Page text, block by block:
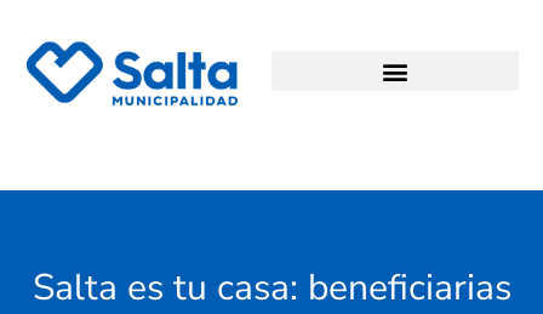
Salta es tu casa: beneficiarias